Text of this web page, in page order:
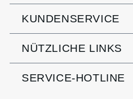
KUNDENSERVICE
NÜTZLICHE LINKS
SERVICE-HOTLINE